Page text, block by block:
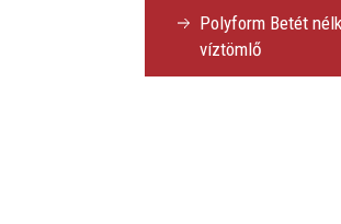
Polyform Betét
víztömlő